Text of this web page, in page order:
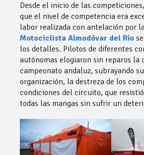
Desde el inicio de las
que el nivel de competencia era
labor realizada con antelación por
Motociclista Almodóvar del Río
los detalles. Pilotos de diferentes
autónomas elogiaron sin reparos la
campeonato andaluz, subrayando
organización, la destreza de los
condiciones del circuito, que
todas las mangas sin sufrir un